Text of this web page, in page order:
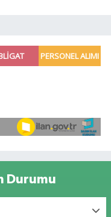
Durumu